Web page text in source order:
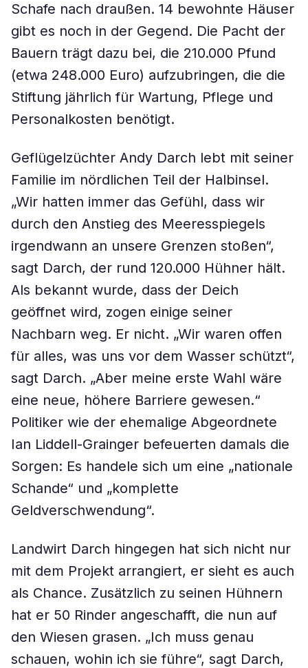
Schafe nach draußen. 14 bewohnte Häuser
gibt es noch in der Gegend. Die Pacht der
Bauern trägt dazu bei, die 210.000 Pfund
(etwa 248.000 Euro) aufzubringen, die die
Stiftung jährlich für Wartung, Pflege und
Personalkosten benötigt.
Geflügelzüchter Andy Darch lebt mit seiner
Familie im nördlichen Teil der Halbinsel.
„Wir hatten immer das Gefühl, dass wir
durch den Anstieg des Meeresspiegels
irgendwann an unsere Grenzen stoßen“,
sagt Darch, der rund 120.000 Hühner hält.
Als bekannt wurde, dass der Deich
geöffnet wird, zogen einige seiner
Nachbarn weg. Er nicht. „Wir waren offen
für alles, was uns vor dem Wasser schützt“,
sagt Darch. „Aber meine erste Wahl wäre
eine neue, höhere Barriere gewesen.“
Politiker wie der ehemalige Abgeordnete
Ian Liddell-Grainger befeuerten damals die
Sorgen: Es handele sich um eine „nationale
Schande“ und „komplette
Geldverschwendung“.
Landwirt Darch hingegen hat sich nicht nur
mit dem Projekt arrangiert, er sieht es auch
als Chance. Zusätzlich zu seinen Hühnern
hat er 50 Rinder angeschafft, die nun auf
den Wiesen grasen. „Ich muss genau
schauen, wohin ich sie führe“, sagt Darch,